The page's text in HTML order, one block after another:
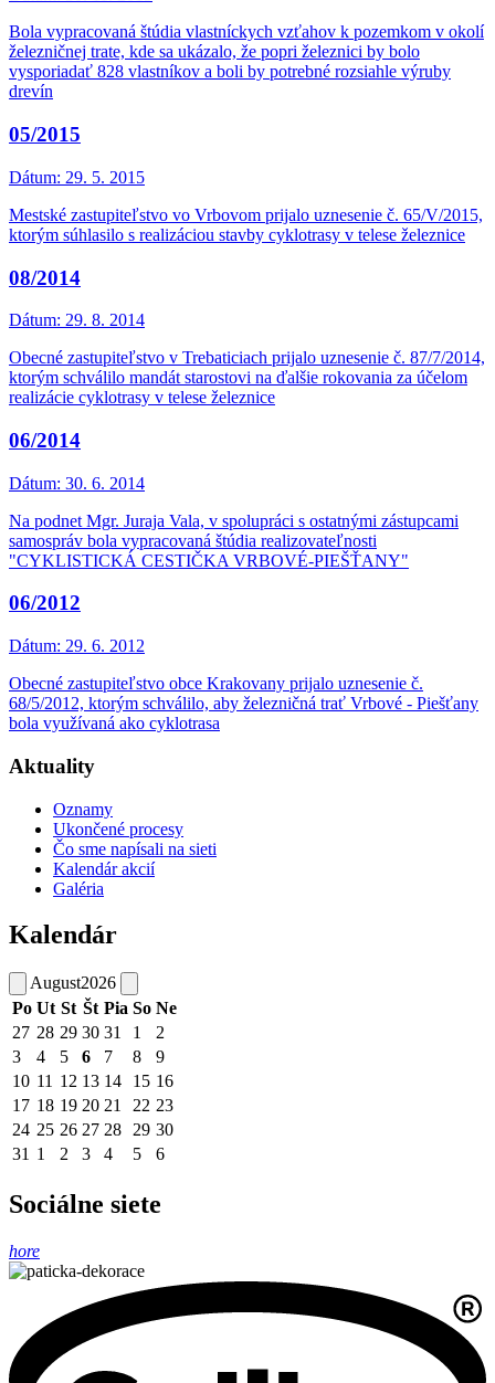
Bola vypracovaná štúdia vlastníckych vzťahov k pozemkom v okolí
železničnej trate, kde sa ukázalo, že popri železnici by bolo
vysporiadať 828 vlastníkov a boli by potrebné rozsiahle výruby
drevín
05/2015
Dátum: 29. 5. 2015
Mestské zastupiteľstvo vo Vrbovom prijalo uznesenie č. 65/V/2015,
ktorým súhlasilo s realizáciou stavby cyklotrasy v telese železnice
08/2014
Dátum: 29. 8. 2014
Obecné zastupiteľstvo v Trebaticiach prijalo uznesenie č. 87/7/2014,
ktorým schválilo mandát starostovi na ďalšie rokovania za účelom
realizácie cyklotrasy v telese železnice
06/2014
Dátum: 30. 6. 2014
Na podnet Mgr. Juraja Vala, v spolupráci s ostatnými zástupcami
samospráv bola vypracovaná štúdia realizovateľnosti
"CYKLISTICKÁ CESTIČKA VRBOVÉ-PIEŠŤANY"
06/2012
Dátum: 29. 6. 2012
Obecné zastupiteľstvo obce Krakovany prijalo uznesenie č.
68/5/2012, ktorým schválilo, aby železničná trať Vrbové - Piešťany
bola využívaná ako cyklotrasa
Aktuality
Oznamy
Ukončené procesy
Čo sme napísali na sieti
Kalendár akcií
Galéria
Kalendár
August2026
Po Ut St Št Pia So Ne
27 28 29 30 31 1
2
3
4 5 6 7 8
9
10 11 12 13 14 15 16
17 18 19 20 21 22 23
24 25 26 27 28 29 30
31 1 2 3 4 5 6
Sociálne siete
hore